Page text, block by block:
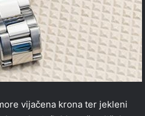
vijačena krona ter jekleni